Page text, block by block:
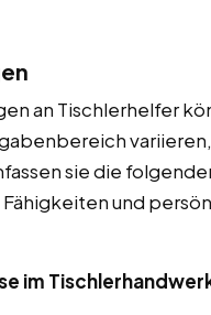
an Tischlerhelfer
sie die
und
im